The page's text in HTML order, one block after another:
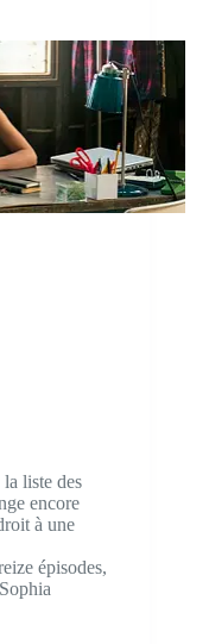
liste des
encore
à une
épisodes,